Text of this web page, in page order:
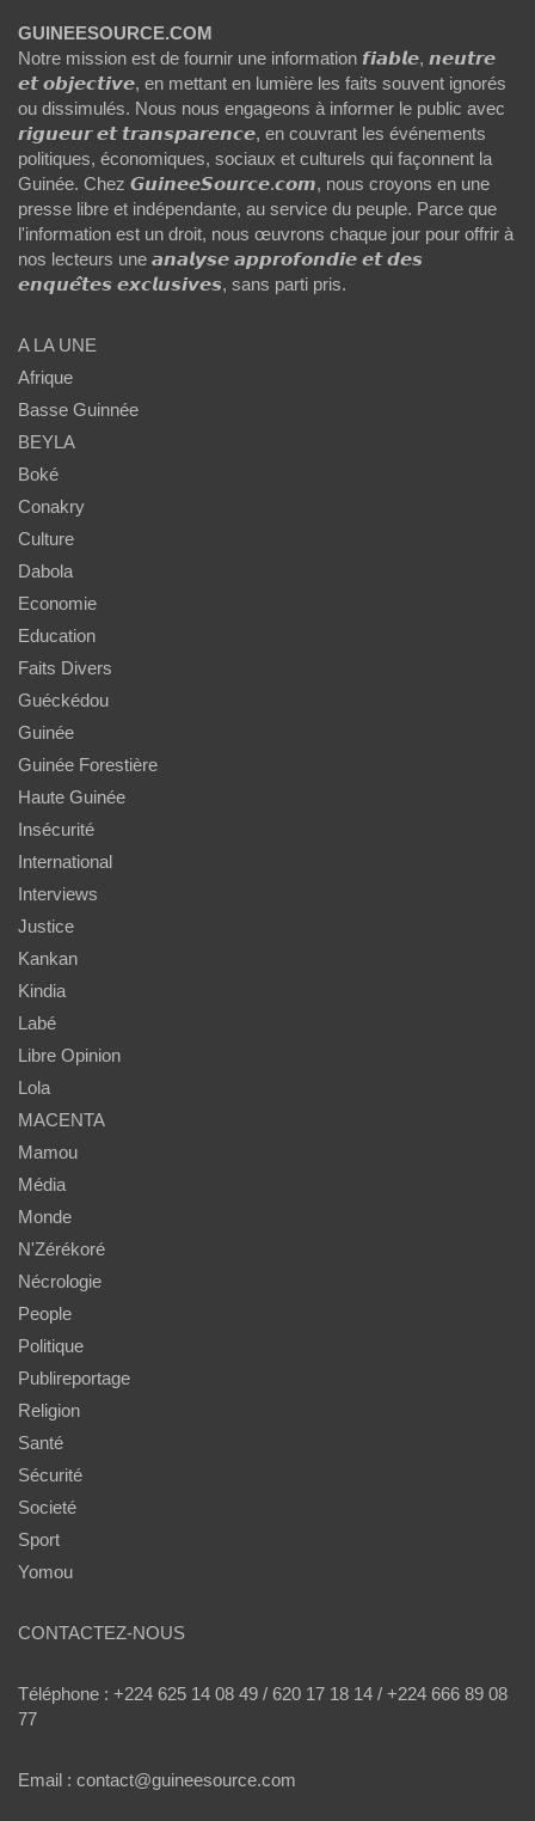
GUINEESOURCE.COM
Notre mission est de fournir une information 𝙛𝙞𝙖𝙗𝙡𝙚, 𝙣𝙚𝙪𝙩𝙧𝙚
𝙚𝙩 𝙤𝙗𝙟𝙚𝙘𝙩𝙞𝙫𝙚, en mettant en lumière les faits souvent ignorés
ou dissimulés. Nous nous engageons à informer le public avec
𝙧𝙞𝙜𝙪𝙚𝙪𝙧 𝙚𝙩 𝙩𝙧𝙖𝙣𝙨𝙥𝙖𝙧𝙚𝙣𝙘𝙚, en couvrant les événements
politiques, économiques, sociaux et culturels qui façonnent la
Guinée. Chez 𝙂𝙪𝙞𝙣𝙚𝙚𝙎𝙤𝙪𝙧𝙘𝙚.𝙘𝙤𝙢, nous croyons en une
presse libre et indépendante, au service du peuple. Parce que
l'information est un droit, nous œuvrons chaque jour pour offrir à
nos lecteurs une 𝙖𝙣𝙖𝙡𝙮𝙨𝙚 𝙖𝙥𝙥𝙧𝙤𝙛𝙤𝙣𝙙𝙞𝙚 𝙚𝙩 𝙙𝙚𝙨
𝙚𝙣𝙦𝙪𝙚̂𝙩𝙚𝙨 𝙚𝙭𝙘𝙡𝙪𝙨𝙞𝙫𝙚𝙨, sans parti pris.
A LA UNE
Afrique
Basse Guinnée
BEYLA
Boké
Conakry
Culture
Dabola
Economie
Education
Faits Divers
Guéckédou
Guinée
Guinée Forestière
Haute Guinée
Insécurité
International
Interviews
Justice
Kankan
Kindia
Labé
Libre Opinion
Lola
MACENTA
Mamou
Média
Monde
N'Zérékoré
Nécrologie
People
Politique
Publireportage
Religion
Santé
Sécurité
Societé
Sport
Yomou
CONTACTEZ-NOUS
Téléphone : +224 625 14 08 49 / 620 17 18 14 / +224 666 89 08
77
Email : contact@guineesource.com